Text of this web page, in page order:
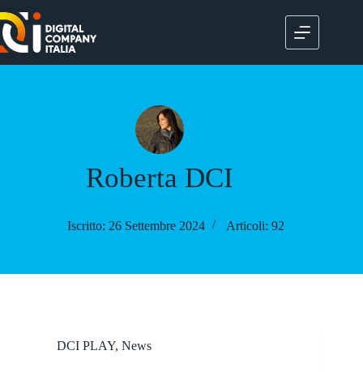
al
contenuto
Roberta DCI
Iscritto: 26 Settembre 2024 Articoli: 92
DCI PLAY, News